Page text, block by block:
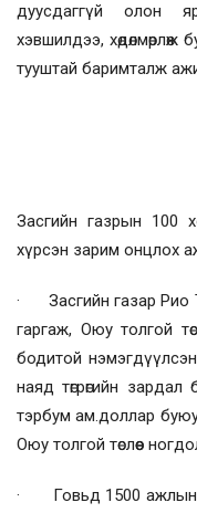
дуусдаггүй олон
хэвшилдээ,
тууштай баримталж
Засгийн газрын 100
хүрсэн зарим онцлох
· Засгийн газар Рио
гаргаж, Оюу толгой
бодитой
наяд төгрөгийн зардал
тэрбум ам.доллар буюу
Оюу толгой төслөөс
· Говьд 1500 ажлын